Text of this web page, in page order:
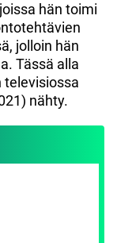
hän toimi
jolloin hän
Tässä alla
televisiossa
nähty.